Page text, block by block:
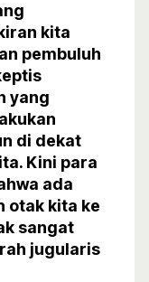
kita
pembuluh
yang
di dekat
Kini para
ada
otak kita ke
sangat
jugularis